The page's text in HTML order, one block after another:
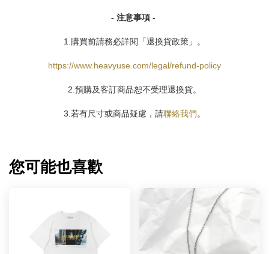
- 注意事項 -
1.購買前請務必詳閱「退換貨政策」。
https://www.heavyuse.com/legal/refund-policy
2.預購及客訂商品恕不受理退換貨。
3.若有尺寸或商品疑慮，請聯絡我們。
您可能也喜歡